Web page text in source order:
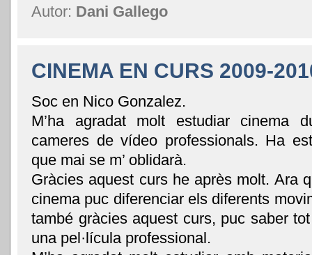
Autor: Dani Gallego
CINEMA EN CURS 2009-
Soc en Nico Gonzalez.
M’ha agradat molt estudiar cinema
cameres de vídeo professionals. Ha
que mai se m’ oblidarà.
Gràcies aquest curs he après molt. Ara
cinema puc diferenciar els diferents
també gràcies aquest curs, puc saber
una pel·lícula professional.